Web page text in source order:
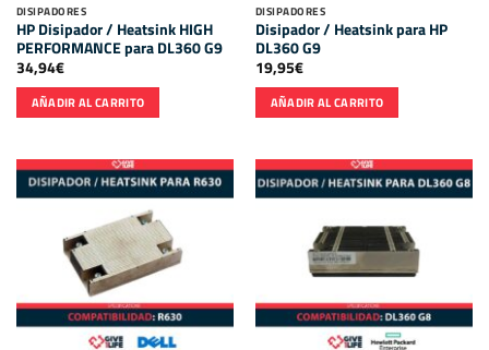
DISIPADORES
HP Disipador / Heatsink HIGH
PERFORMANCE para DL360 G9
34,94€
AÑADIR AL CARRITO
DISIPADORES
Disipador / Heatsink para HP
DL360 G9
19,95€
AÑADIR AL CARRITO